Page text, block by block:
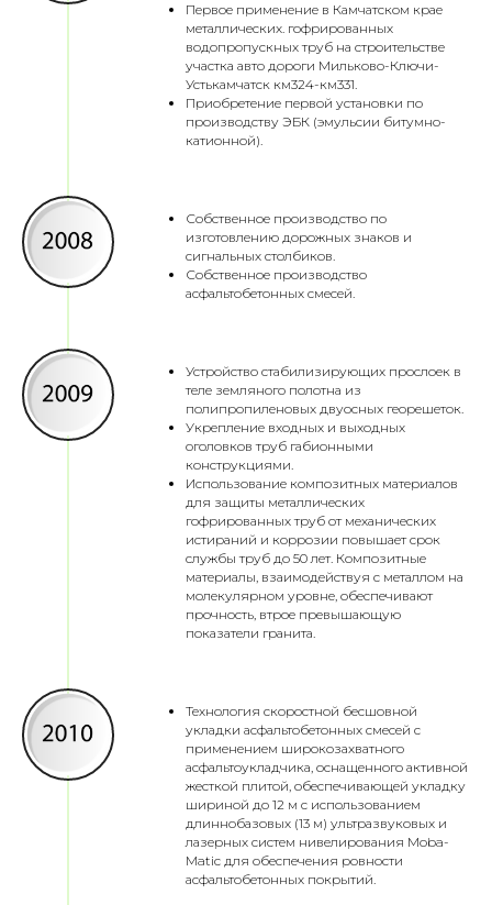
Первое применение в Камчатском крае
металлических. гофрированных
водопропускных труб на строительстве
участка авто дороги Мильково-Ключи-
Устькамчатск км324-км331.
Приобретение первой установки по
производству ЭБК (эмульсии битумно-
катионной).
Собственное производство по
изготовлению дорожных знаков и
сигнальных столбиков.
Собственное производство
асфальтобетонных смесей.
Устройство стабилизирующих прослоек в
теле земляного полотна из
полипропиленовых двуосных георешеток.
Укрепление входных и выходных
оголовков труб габионными
конструкциями.
Использование композитных материалов
для защиты металлических
гофрированных труб от механических
истираний и коррозии повышает срок
службы труб до 50 лет. Композитные
материалы, взаимодействуя с металлом на
молекулярном уровне, обеспечивают
прочность, втрое превышающую
показатели гранита.
Технология скоростной бесшовной
укладки асфальтобетонных смесей с
применением широкозахватного
асфальтоукладчика, оснащенного активной
жесткой плитой, обеспечивающей укладку
шириной до 12 м с использованием
длиннобазовых (13 м) ультразвуковых и
лазерных систем нивелирования Moba-
Matic для обеспечения ровности
асфальтобетонных покрытий.